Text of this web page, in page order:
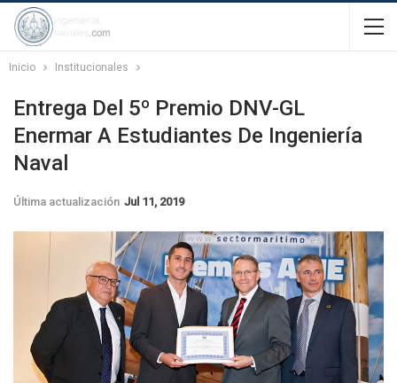
Inicio Institucionales
Entrega Del 5º Premio DNV-GL
Enermar A Estudiantes De Ingeniería
Naval
Última actualización Jul 11, 2019